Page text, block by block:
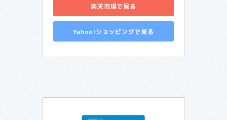
楽天市場で見る
Yahoo!ショッピングで見る